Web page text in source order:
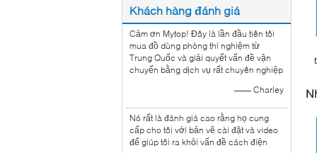
Khách hàng đánh giá
Cảm ơn Mytop! Đây là lần đầu tiên tôi
mua đồ dùng phòng thí nghiệm từ
Trung Quốc và giải quyết vấn đề vận
chuyển bằng dịch vụ rất chuyên nghiệp
—— Charley
Nó rất là đánh giá cao rằng họ cung
cấp cho tôi với bản vẽ cài đặt và video
để giúp tôi ra khỏi vấn đề cách điện